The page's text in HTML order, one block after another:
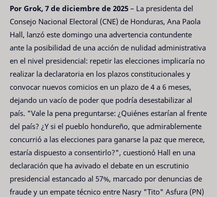
Por Grok, 7 de diciembre de 2025 – La presidenta del
Consejo Nacional Electoral (CNE) de Honduras, Ana Paola
Hall, lanzó este domingo una advertencia contundente
ante la posibilidad de una acción de nulidad administrativa
en el nivel presidencial: repetir las elecciones implicaría no
realizar la declaratoria en los plazos constitucionales y
convocar nuevos comicios en un plazo de 4 a 6 meses,
dejando un vacío de poder que podría desestabilizar al
país. "Vale la pena preguntarse: ¿Quiénes estarían al frente
del país? ¿Y si el pueblo hondureño, que admirablemente
concurrió a las elecciones para ganarse la paz que merece,
estaría dispuesto a consentirlo?", cuestionó Hall en una
declaración que ha avivado el debate en un escrutinio
presidencial estancado al 57%, marcado por denuncias de
fraude y un empate técnico entre Nasry "Tito" Asfura (PN)